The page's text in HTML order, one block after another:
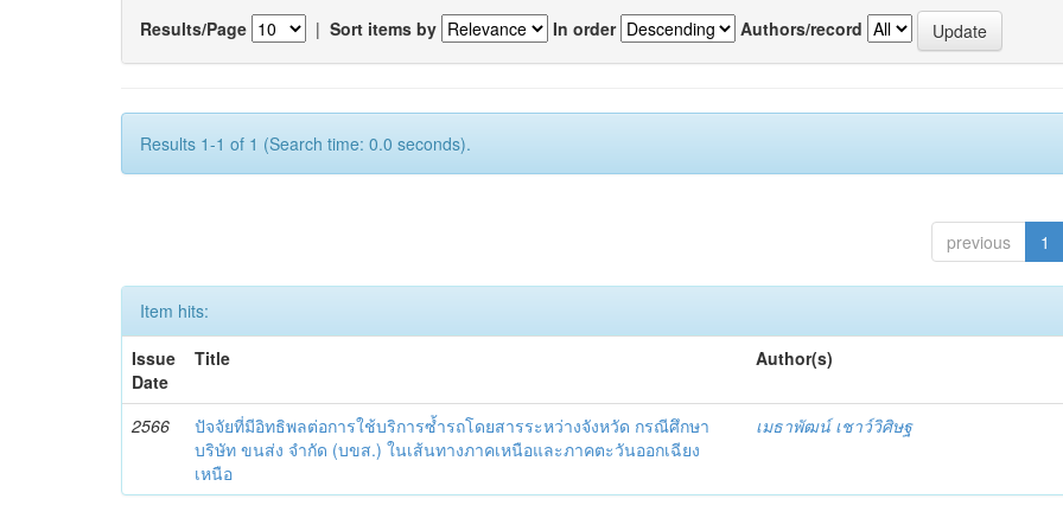
Results/Page | Sort items by In order Authors/record
Results 1-1 of 1 (Search time: 0.0 seconds).
previous 1
Item hits:
Issue
Date
Title Author(s)
2566
ปัจจัยที่มีอิทธิพลต่อการใช้บริการซ้ำรถโดยสารระหว่างจังหวัด กรณีศึกษา
บริษัท ขนส่ง จำกัด (บขส.) ในเส้นทางภาคเหนือและภาคตะวันออกเฉียง
เหนือ
เมธาพัฒน์ เชาว์วิศิษฐ